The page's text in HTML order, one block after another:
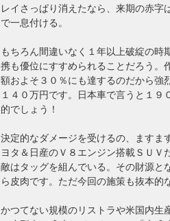
レイさっぱり消えたなら、来期の赤
で一息付ける。
もちろん間違いなく１年以上破綻の時
携も優位にすすめられることだろう。
額およそ３０％にも達するのだから
１４０万円です。日本車で言うと１
的でしょう！
決定的なダメージを受けるの、ますま
ヨタ＆日産のＶ８エンジン搭載ＳＵＶ
敵はタッグを組んでいる。その財源と
ら皮肉です。ただ今回の施策も抜本的
かつてない規模のリストラや米国内生